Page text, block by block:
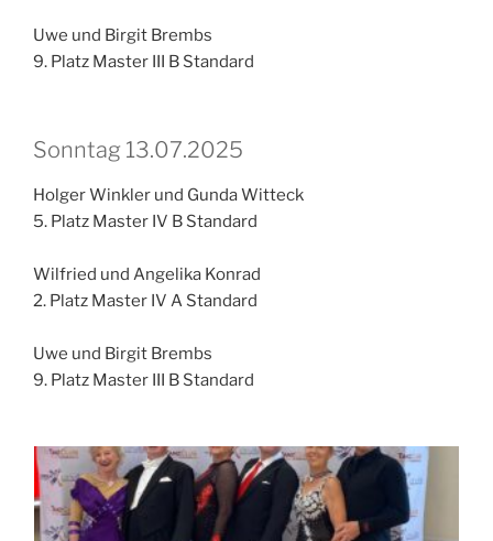
Uwe und Birgit Brembs
9. Platz Master III B Standard
Sonntag 13.07.2025
Holger Winkler und Gunda Witteck
5. Platz Master IV B Standard
Wilfried und Angelika Konrad
2. Platz Master IV A Standard
Uwe und Birgit Brembs
9. Platz Master III B Standard